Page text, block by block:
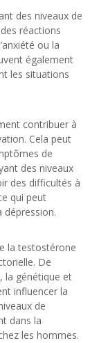
des niveaux de
réactions
ou la
également
les situations
contribuer à
Cela peut
de
des niveaux
des difficultés à
qui peut
dépression.
la testostérone
De
la génétique et
influencer la
de
dans la
les hommes.